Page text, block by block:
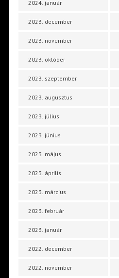
2024. január
2023. december
2023. november
2023. október
2023. szeptember
2023. augusztus
2023. július
2023. június
2023. május
2023. április
2023. március
2023. február
2023. január
2022. december
2022. november